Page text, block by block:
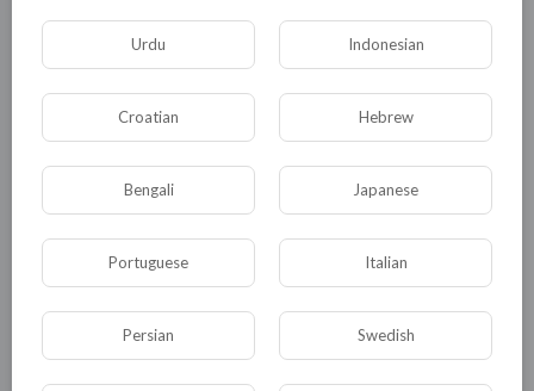
Общая Политика
Общество Происшествия События
Спорт Комедия Развлечение
Новости и политика Культура
Флора и фауна ЖКХ История
Urdu Indonesian
Croatian Hebrew
Bengali Japanese
Portuguese Italian
Persian Swedish